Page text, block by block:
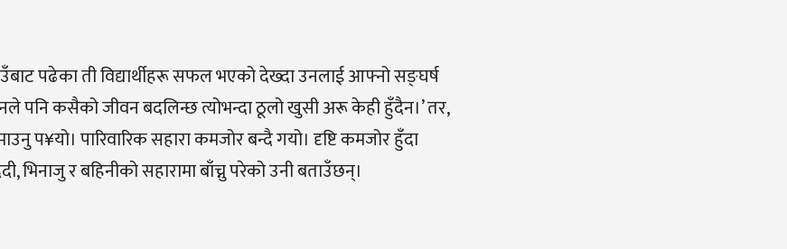
पढेका ती विद्यार्थीहरू सफल भएको देख्दा उनलाई आफ्नो सङ्घर्ष
पनि कसैको जीवन बदलिन्छ त्योभन्दा ठूलो खुसी अरू केही हुँदैन।’ तर,
प¥यो। पारिवारिक सहारा कमजोर बन्दै गयो। दृष्टि कमजोर हुँदा
भिनाजु र बहिनीको सहारामा बाँच्नु परेको उनी बताउँछन्।